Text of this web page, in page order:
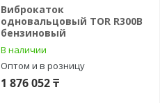
Виброкаток
одновальцовый TOR R300B
бензиновый
В наличии
Оптом и в розницу
1 876 052 ₸